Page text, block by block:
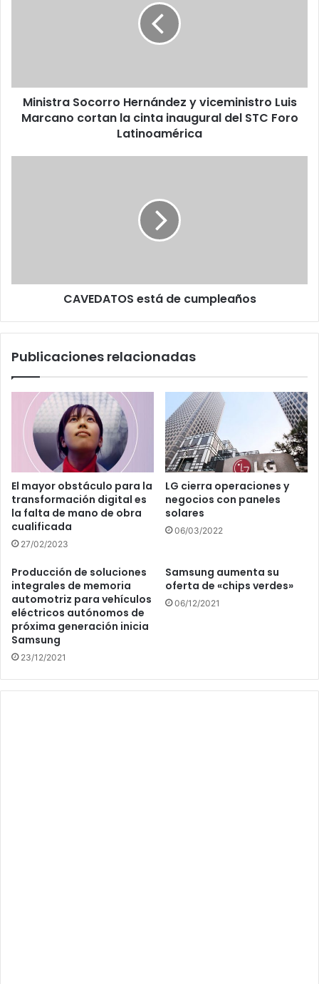
la
cinta
inaugural
Ministra Socorro Hernández y viceministro Luis
Marcano cortan la cinta inaugural del STC Foro
Latinoamérica
CAVEDATOS está de cumpleaños
Publicaciones relacionadas
El mayor obstáculo para la
transformación digital es
la falta de mano de obra
cualificada
27/02/2023
LG cierra operaciones y
negocios con paneles
solares
06/03/2022
Producción de soluciones
integrales de memoria
automotriz para vehículos
eléctricos autónomos de
próxima generación inicia
Samsung
23/12/2021
Samsung aumenta su
oferta de «chips verdes»
06/12/2021